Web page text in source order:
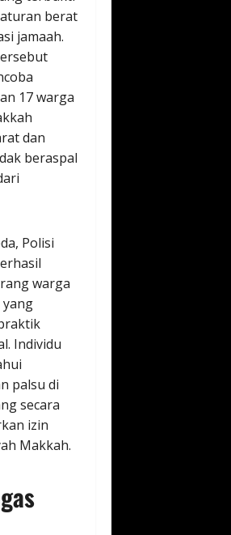
berat
jamaah.
17 warga
dan
beraspal
Polisi
warga
yang
Individu
palsu di
secara
izin
Makkah.